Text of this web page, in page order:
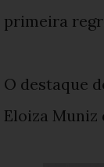
primeira
O destaque
Eloiza Muniz